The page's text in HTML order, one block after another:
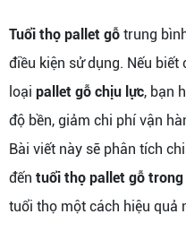
Tuổi thọ pallet gỗ trung
điều kiện sử dụng. Nếu
loại pallet gỗ chịu lực, bạn
độ bền, giảm chi phí vận
Bài viết này sẽ phân tích
đến tuổi thọ pallet gỗ
tuổi thọ một cách hiệu quả